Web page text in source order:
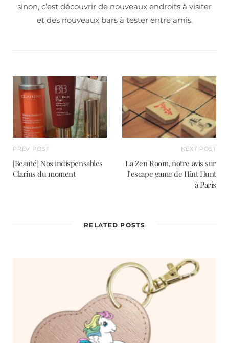
sinon, c’est découvrir de nouveaux endroits à visiter
et des nouveaux bars à tester entre amis.
PREV POST
[Beauté] Nos indispensables
Clarins du moment
NEXT POST
La Zen Room, notre avis sur
l’escape game de Hint Hunt
à Paris
RELATED POSTS